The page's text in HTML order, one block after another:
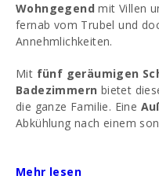
Wohngegend mit Villen
fernab vom Trubel und
Annehmlichkeiten.
Mit fünf geräumigen
Badezimmern bietet
die ganze Familie. Eine
Abkühlung nach einem
Spaß haben. Ein
Mehr lesen